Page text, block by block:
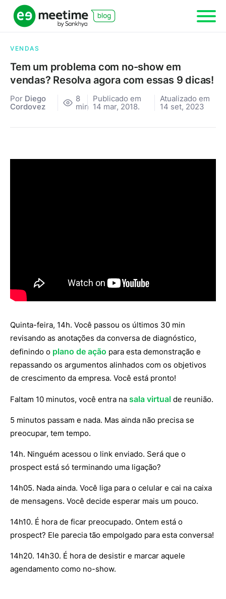
VENDAS
Tem um problema com no-show em
vendas? Resolva agora com essas 9 dicas!
Por Diego
Cordovez
8
min
Publicado em
14 mar, 2018.
Atualizado em
14 set, 2023
Quinta-feira, 14h. Você passou os últimos 30 min
revisando as anotações da conversa de diagnóstico,
definindo o plano de ação para esta demonstração e
repassando os argumentos alinhados com os objetivos
de crescimento da empresa. Você está pronto!
Faltam 10 minutos, você entra na sala virtual de reunião.
5 minutos passam e nada. Mas ainda não precisa se
preocupar, tem tempo.
14h. Ninguém acessou o link enviado. Será que o
prospect está só terminando uma ligação?
14h05. Nada ainda. Você liga para o celular e cai na caixa
de mensagens. Você decide esperar mais um pouco.
14h10. É hora de ficar preocupado. Ontem está o
prospect? Ele parecia tão empolgado para esta conversa!
14h20. 14h30. É hora de desistir e marcar aquele
agendamento como no-show.